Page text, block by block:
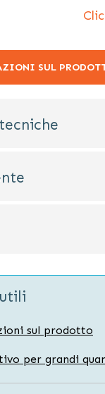
SUL
sul prodotto
per grandi